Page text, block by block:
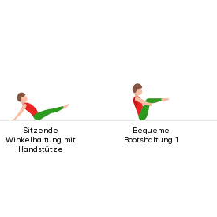
Sitzende
Winkelhaltung mit
Handstütze
Bequeme
Bootshaltung 1